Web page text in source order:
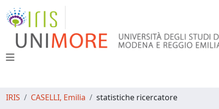
IRIS CASELLI, Emilia statistiche ricercatore